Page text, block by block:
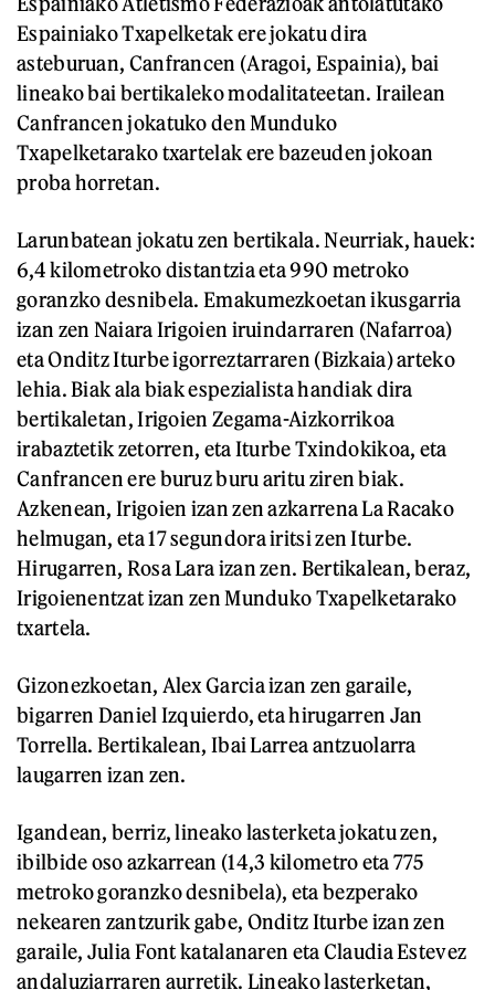
Espainiako Txapelketak ere jokatu dira
asteburuan, Canfrancen (Aragoi, Espainia), bai
lineako bai bertikaleko modalitateetan. Irailean
Canfrancen jokatuko den Munduko
Txapelketarako txartelak ere bazeuden jokoan
proba horretan.
Larunbatean jokatu zen bertikala. Neurriak, hauek:
6,4 kilometroko distantzia eta 990 metroko
goranzko desnibela. Emakumezkoetan ikusgarria
izan zen Naiara Irigoien iruindarraren (Nafarroa)
eta Onditz Iturbe igorreztarraren (Bizkaia) arteko
lehia. Biak ala biak espezialista handiak dira
bertikaletan, Irigoien Zegama-Aizkorrikoa
irabaztetik zetorren, eta Iturbe Txindokikoa, eta
Canfrancen ere buruz buru aritu ziren biak.
Azkenean, Irigoien izan zen azkarrena La Racako
helmugan, eta 17 segundora iritsi zen Iturbe.
Hirugarren, Rosa Lara izan zen. Bertikalean, beraz,
Irigoienentzat izan zen Munduko Txapelketarako
txartela.
Gizonezkoetan, Alex Garcia izan zen garaile,
bigarren Daniel Izquierdo, eta hirugarren Jan
Torrella. Bertikalean, Ibai Larrea antzuolarra
laugarren izan zen.
Igandean, berriz, lineako lasterketa jokatu zen,
ibilbide oso azkarrean (14,3 kilometro eta 775
metroko goranzko desnibela), eta bezperako
nekearen zantzurik gabe, Onditz Iturbe izan zen
garaile, Julia Font katalanaren eta Claudia Estevez
andaluziarraren aurretik. Lineako lasterketan,